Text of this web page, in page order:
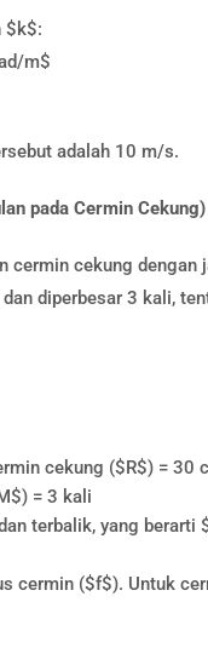
$k$:
m$
adalah 10 m/s.
pada Cermin Cekung)
cermin cekung
diperbesar 3 kali,
cekung ($R$) = 30
= 3 kali
terbalik, yang
cermin ($f$). Untuk